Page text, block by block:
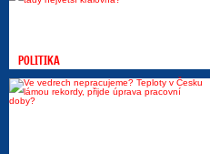
POLITIKA